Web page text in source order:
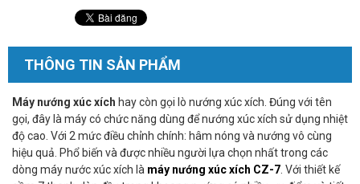
THÔNG TIN SẢN PHẨM
Máy nướng xúc xích hay còn gọi lò nướng xúc xích. Đúng với tên
gọi, đây là máy có chức năng dùng để nướng xúc xích sử dụng nhiệt
độ cao. Với 2 mức điều chỉnh chính: hâm nóng và nướng vô cùng
hiệu quả. Phổ biến và được nhiều người lựa chọn nhất trong các
dòng máy nước xúc xích là máy nướng xúc xích CZ-7 . Với thiết kế